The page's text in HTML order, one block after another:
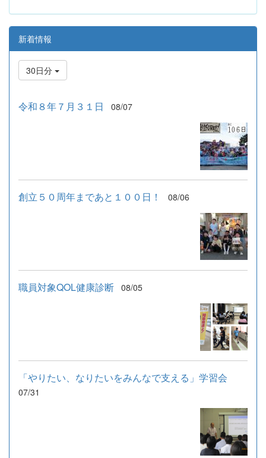
新着情報
30日分
令和８年７月３１日 08/07
創立５０周年まであと１００日！ 08/06
職員対象QOL健康診断 08/05
「やりたい、なりたいをみんなで支える」学習会
07/31